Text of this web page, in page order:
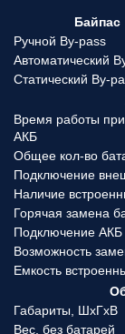
Байпас
Ручной By-pass
Автоматический
Статический By-
Время работы при
АКБ
Общее кол-во
Подключение
Наличие
Горячая замена
Подключение
Возможность
Емкость
Габариты, ШхГхВ
Вес, без батарей